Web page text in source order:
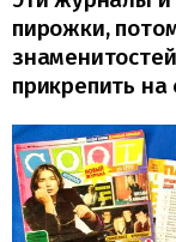
пирожки,
прикрепить на